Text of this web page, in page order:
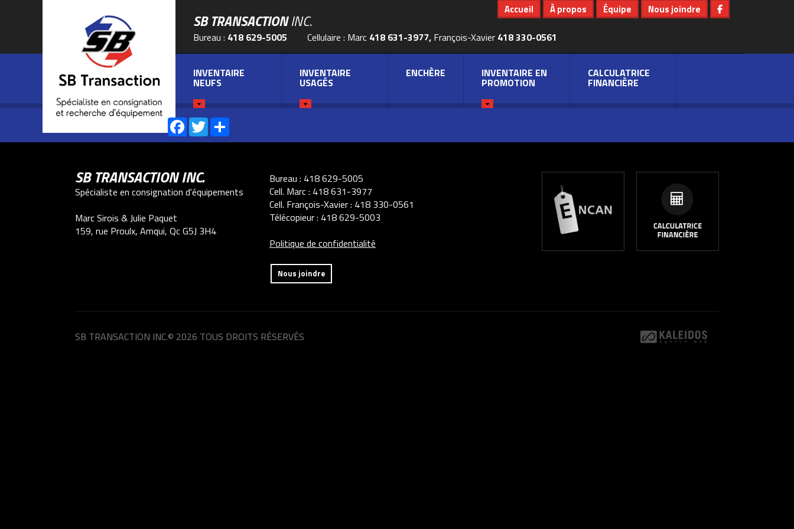
SB TRANSACTIONINC.
Bureau : 418 629-5005 Cellulaire : Marc 418 631-3977, François-Xavier 418 330-0561
Accueil À propos Équipe Nous joindre
INVENTAIRE
NEUFS
INVENTAIRE
USAGÉS
ENCHÈRE INVENTAIRE EN
PROMOTION
CALCULATRICE
FINANCIÈRE
Facebook
Twitter
SB TRANSACTION INC.
Spécialiste en consignation d'équipements
Marc Sirois & Julie Paquet
159, rue Proulx, Amqui, Qc G5J 3H4
Bureau : 418 629-5005
Cell. Marc : 418 631-3977
Cell. François-Xavier : 418 330-0561
Télécopieur : 418 629-5003
Politique de confidentialité
Nous joindre
SB TRANSACTION INC.© 2026 TOUS DROITS RÉSERVÉS